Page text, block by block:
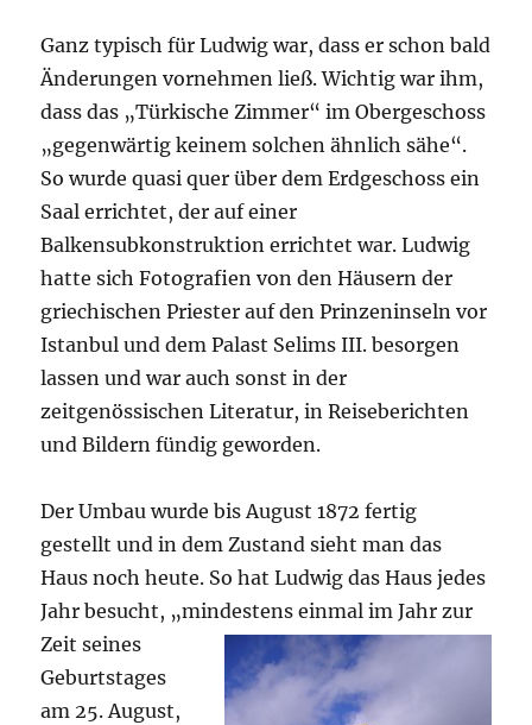
Ganz typisch für Ludwig war, dass er schon bald
Änderungen vornehmen ließ. Wichtig war ihm,
dass das „Türkische Zimmer“ im Obergeschoss
„gegenwärtig keinem solchen ähnlich sähe“.
So wurde quasi quer über dem Erdgeschoss ein
Saal errichtet, der auf einer
Balkensubkonstruktion errichtet war. Ludwig
hatte sich Fotografien von den Häusern der
griechischen Priester auf den Prinzeninseln vor
Istanbul und dem Palast Selims III. besorgen
lassen und war auch sonst in der
zeitgenössischen Literatur, in Reiseberichten
und Bildern fündig geworden.
Der Umbau wurde bis August 1872 fertig
gestellt und in dem Zustand sieht man das
Haus noch heute. So hat Ludwig das Haus jedes
Jahr besucht, „mindestens einmal im Jahr zur
Zeit seines
Geburtstages
am 25. August,